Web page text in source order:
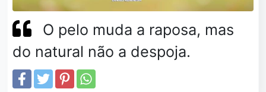
O pelo muda a raposa, mas
do natural não a despoja.